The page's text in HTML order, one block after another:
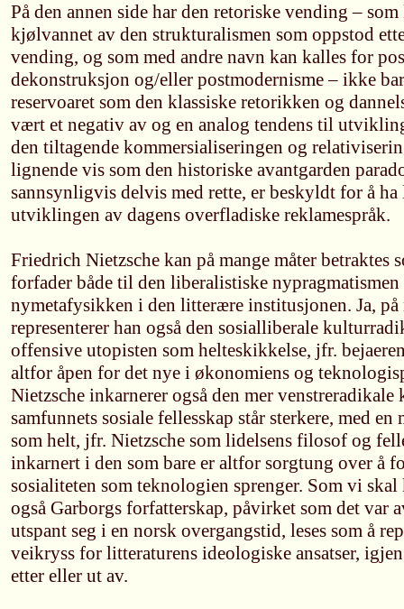
På den annen side har den retoriske vending –
kjølvannet av den strukturalismen som oppstod
vending, og som med andre navn kan kalles for
dekonstruksjon og/eller postmodernisme – ikke
reservoaret som den klassiske retorikken og
vært et negativ av og en analog tendens til
den tiltagende kommersialiseringen og
lignende vis som den historiske avantgarden
sannsynligvis delvis med rette, er beskyldt for å ha
utviklingen av dagens overfladiske reklamespråk.
Friedrich Nietzsche kan på mange måter betraktes
forfader både til den liberalistiske nypragmatismen
nymetafysikken i den litterære institusjonen. Ja, på
representerer han også den sosialliberale
offensive utopisten som helteskikkelse, jfr.
altfor åpen for det nye i økonomiens og
Nietzsche inkarnerer også den mer
samfunnets sosiale fellesskap står sterkere, med
som helt, jfr. Nietzsche som lidelsens filosof og
inkarnert i den som bare er altfor sorgtung over å
sosialiteten som teknologien sprenger. Som vi
også Garborgs forfatterskap, påvirket som det var
utspant seg i en norsk overgangstid, leses som å
veikryss for litteraturens ideologiske ansatser,
etter eller ut av.